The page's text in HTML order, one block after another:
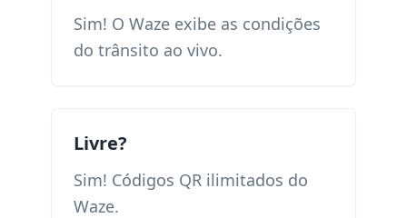
Sim! O Waze exibe as condições
do trânsito ao vivo.
Livre?
Sim! Códigos QR ilimitados do
Waze.